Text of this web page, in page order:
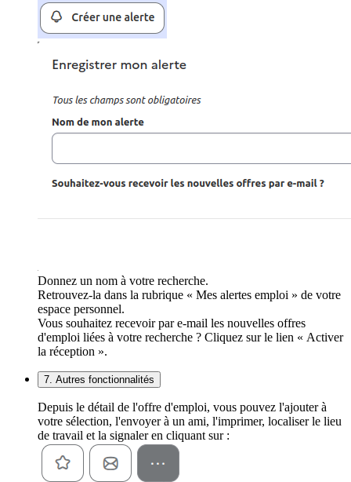
Donnez un nom à votre recherche.
Retrouvez-la dans la rubrique « Mes alertes emploi » de votre
espace personnel.
Vous souhaitez recevoir par e-mail les nouvelles offres
d'emploi liées à votre recherche ? Cliquez sur le lien « Activer
la réception ».
7. Autres fonctionnalités
Depuis le détail de l'offre d'emploi, vous pouvez l'ajouter à
votre sélection, l'envoyer à un ami, l'imprimer, localiser le lieu
de travail et la signaler en cliquant sur :